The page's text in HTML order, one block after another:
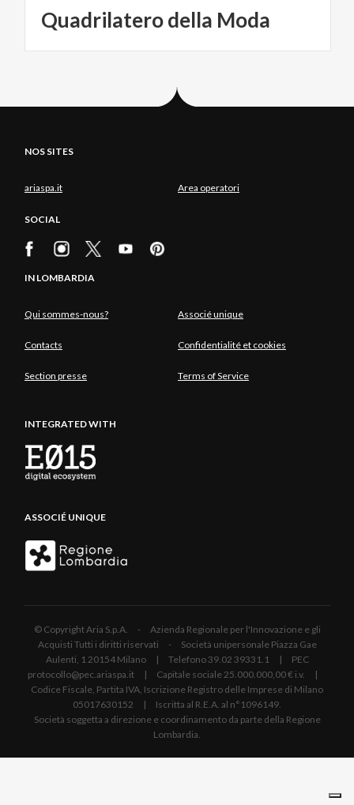
Quadrilaterodella Moda
Load
NOS SITES
ariaspa.it Area operatori
SOCIAL
IN LOMBARDIA
Qui sommes-nous? Associé unique
Contacts Confidentialité et cookies
Section presse Terms of Service
INTEGRATED WITH
ASSOCIÉ UNIQUE
© Copyright Aria S.p.A. - Azienda Regionale per l'Innovazione e gli
Acquisti Tutti i diritti riservati - Società unipersonale Piazza Gae
Aulenti, 1 20154 Milano | Telefono 39.02 39331.1 | PEC
protocollo@pec.ariaspa.it | Capitale sociale 25.000.000,00 € i.v. |
Codice Fiscale, Partita IVA, Iscrizione Registro delle Imprese di Milano
05017630152 | Iscritta al R.E.A. al n°1096149.
Società soggetta a direzione e coordinamento da parte della Regione
Lombardia.